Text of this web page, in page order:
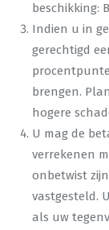
beschikking:
Indien u in
gerechtigd
brengen.
hogere
U mag de
verrekenen
onbetwist
vastgesteld.
als uw